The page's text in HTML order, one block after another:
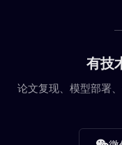
有技
论文复现、模型部署